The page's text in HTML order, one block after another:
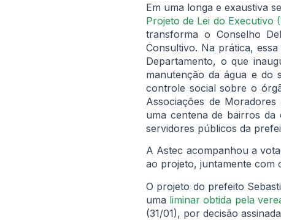
Em uma longa e exaustiva
Projeto de Lei do Executivo
transforma o Conselho
Consultivo. Na prática,
Departamento, o que
manutenção da água e do
controle social sobre o
Associações de
uma centena de bairros
servidores públicos da
A Astec acompanhou a
ao projeto, juntamente com
O projeto do prefeito
uma liminar obtida pela
(31/01), por decisão